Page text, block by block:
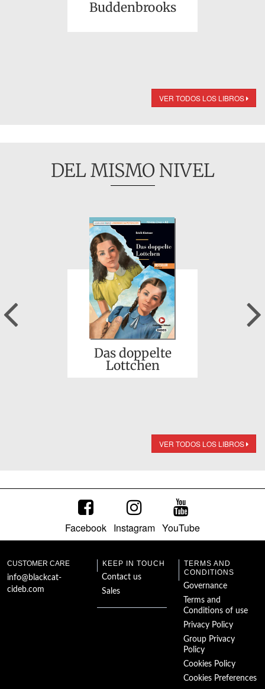
Buddenbrooks
VER TODOS LOS LIBROS
DEL MISMO NIVEL
Das doppelte
Lottchen
Previous
VER TODOS LOS LIBROS
Facebook Instagram YouTube